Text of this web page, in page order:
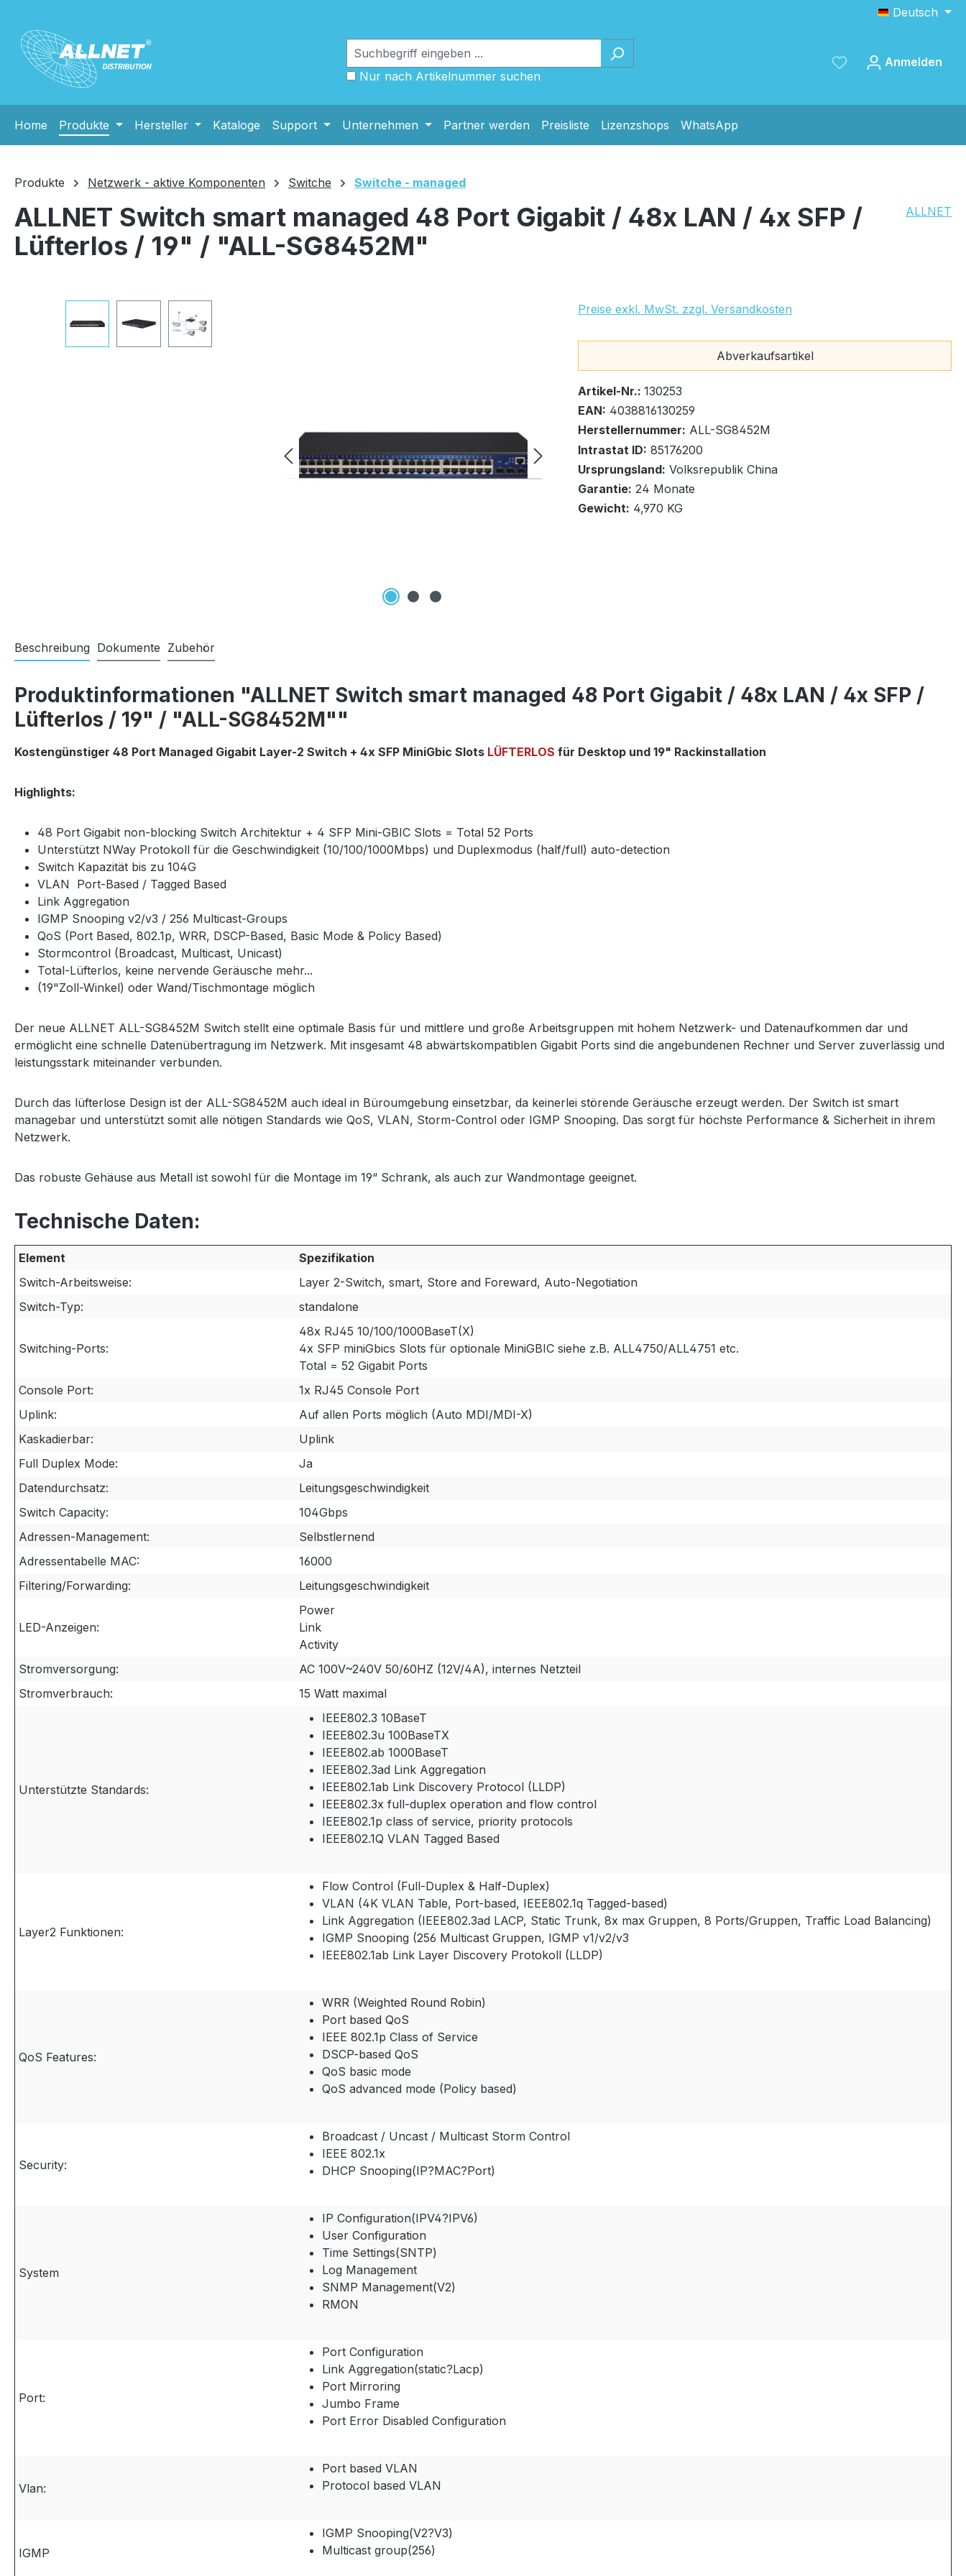
Deutsch
Nur nach Artikelnummer suchen
Anmelden
Home Produkte Hersteller Kataloge Support Unternehmen Partner werden Preisliste Lizenzshops WhatsApp
Produkte Netzwerk - aktive Komponenten Switche Switche - managed
ALLNET Switch smart managed 48 Port Gigabit / 48x LAN / 4x SFP /
Lüfterlos / 19" / "ALL-SG8452M"
ALLNET
UVP Netto: 356,90 €
Preise exkl. MwSt. zzgl. Versandkosten
Sofort verfügbar, Lieferzeit: 1-2 Tage
In den Warenkorb
Abverkaufsartikel
Artikel-Nr.: 130253
EAN: 4038816130259
Herstellernummer: ALL-SG8452M
Intrastat ID: 85176200
Ursprungsland: Volksrepublik China
Garantie: 24 Monate
Gewicht: 4,970 KG
Beschreibung Dokumente Zubehör
Produktinformationen "ALLNET Switch smart managed 48 Port Gigabit / 48x LAN / 4x SFP /
Lüfterlos / 19" / "ALL-SG8452M""
Kostengünstiger 48 Port Managed Gigabit Layer-2 Switch + 4x SFP MiniGbic Slots LÜFTERLOS für Desktop und 19" Rackinstallation
Highlights:
48 Port Gigabit non-blocking Switch Architektur + 4 SFP Mini-GBIC Slots = Total 52 Ports
Unterstützt NWay Protokoll für die Geschwindigkeit (10/100/1000Mbps) und Duplexmodus (half/full) auto-detection
Switch Kapazität bis zu 104G
VLAN Port-Based / Tagged Based
Link Aggregation
IGMP Snooping v2/v3 / 256 Multicast-Groups
QoS (Port Based, 802.1p, WRR, DSCP-Based, Basic Mode & Policy Based)
Stormcontrol (Broadcast, Multicast, Unicast)
Total-Lüfterlos, keine nervende Geräusche mehr...
(19"Zoll-Winkel) oder Wand/Tischmontage möglich
Der neue ALLNET ALL-SG8452M Switch stellt eine optimale Basis für und mittlere und große Arbeitsgruppen mit hohem Netzwerk- und Datenaufkommen dar und
ermöglicht eine schnelle Datenübertragung im Netzwerk. Mit insgesamt 48 abwärtskompatiblen Gigabit Ports sind die angebundenen Rechner und Server zuverlässig und
leistungsstark miteinander verbunden.
Durch das lüfterlose Design ist der ALL-SG8452M auch ideal in Büroumgebung einsetzbar, da keinerlei störende Geräusche erzeugt werden. Der Switch ist smart
managebar und unterstützt somit alle nötigen Standards wie QoS, VLAN, Storm-Control oder IGMP Snooping. Das sorgt für höchste Performance & Sicherheit in ihrem
Netzwerk.
Das robuste Gehäuse aus Metall ist sowohl für die Montage im 19“ Schrank, als auch zur Wandmontage geeignet.
Technische Daten:
Element
Spezifikation
Switch-Arbeitsweise:
Layer 2-Switch, smart, Store and Foreward, Auto-Negotiation
Switch-Typ:
standalone
Switching-Ports:
48x RJ45 10/100/1000BaseT(X)
4x SFP miniGbics Slots für optionale MiniGBIC siehe z.B. ALL4750/ALL4751 etc.
Total = 52 Gigabit Ports
Console Port:
1x RJ45 Console Port
Uplink:
Auf allen Ports möglich (Auto MDI/MDI-X)
Kaskadierbar:
Uplink
Full Duplex Mode:
Ja
Datendurchsatz:
Leitungsgeschwindigkeit
Switch Capacity:
104Gbps
Adressen-Management:
Selbstlernend
Adressentabelle MAC:
16000
Filtering/Forwarding:
Leitungsgeschwindigkeit
LED-Anzeigen:
Power
Link
Activity
Stromversorgung:
AC 100V~240V 50/60HZ (12V/4A), internes Netzteil
Stromverbrauch:
15 Watt maximal
Unterstützte Standards:
IEEE802.3 10BaseT
IEEE802.3u 100BaseTX
IEEE802.ab 1000BaseT
IEEE802.3ad Link Aggregation
IEEE802.1ab Link Discovery Protocol (LLDP)
IEEE802.3x full-duplex operation and flow control
IEEE802.1p class of service, priority protocols
IEEE802.1Q VLAN Tagged Based
Layer2 Funktionen:
Flow Control (Full-Duplex & Half-Duplex)
VLAN (4K VLAN Table, Port-based, IEEE802.1q Tagged-based)
Link Aggregation (IEEE802.3ad LACP, Static Trunk, 8x max Gruppen, 8 Ports/Gruppen, Traffic Load Balancing)
IGMP Snooping (256 Multicast Gruppen, IGMP v1/v2/v3
IEEE802.1ab Link Layer Discovery Protokoll (LLDP)
QoS Features:
WRR (Weighted Round Robin)
Port based QoS
IEEE 802.1p Class of Service
DSCP-based QoS
QoS basic mode
QoS advanced mode (Policy based)
Security:
Broadcast / Uncast / Multicast Storm Control
IEEE 802.1x
DHCP Snooping(IP?MAC?Port)
System
IP Configuration(IPV4?IPV6)
User Configuration
Time Settings(SNTP)
Log Management
SNMP Management(V2)
RMON
Port:
Port Configuration
Link Aggregation(static?Lacp)
Port Mirroring
Jumbo Frame
Port Error Disabled Configuration
Vlan:
Port based VLAN
Protocol based VLAN
IGMP
IGMP Snooping(V2?V3)
Multicast group(256)